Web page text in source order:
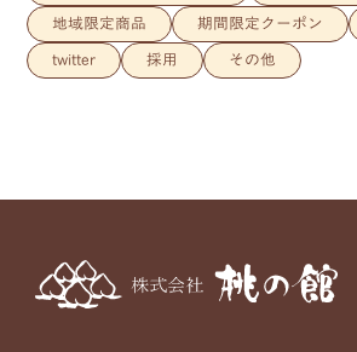
地域限定商品 期間限定クーポン
twitter 採用 その他